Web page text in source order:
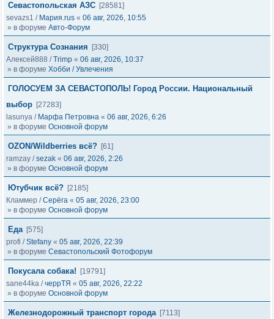
Севастопольская АЗС [28581]
sevazs1 / Мария.rus « 06 авг, 2026, 10:55
» в форуме Авто-Форум
Структура Сознания
[330]
Алексей888 /Trimp « 06 авг, 2026, 10:37
» в форуме Хобби / Увлечения
ГОЛОСУЕМ ЗА СЕВАСТОПОЛЬ! Город России. Национальный
выбор [27283]
lasunya / Марфа Петровна « 06 авг, 2026, 6:26
» в форуме Основной форум
OZON/Wildberries всё? [61]
ramzay /sezak « 06 авг, 2026, 2:26
» в форуме Основной форум
Ютубчик всё? [2185]
Кламмер /Серёга « 05 авг, 2026, 23:00
» в форуме Основной форум
Еда [575]
profi /Stefany « 05 авг, 2026, 22:39
» в форуме Севастопольский Фотофорум
Покусала собака!
[19791]
sane44ka /черрТЯ « 05 авг, 2026, 22:22
» в форуме Основной форум
Железнодорожный транспорт города [7113]